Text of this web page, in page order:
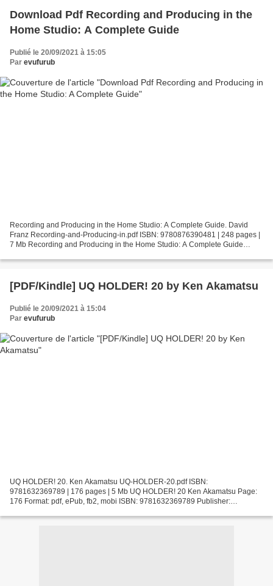
Download Pdf Recording and Producing in the
Home Studio: A Complete Guide
Publié le 20/09/2021 à 15:05
Par evufurub
Recording and Producing in the Home Studio: A Complete Guide. David
Franz Recording-and-Producing-in.pdf ISBN: 9780876390481 | 248 pages |
7 Mb Recording and Producing in the Home Studio: A Complete Guide
[PDF/Kindle] UQ HOLDER! 20 by Ken Akamatsu
Publié le 20/09/2021 à 15:04
Par evufurub
UQ HOLDER! 20. Ken Akamatsu UQ-HOLDER-20.pdf ISBN:
9781632369789 | 176 pages | 5 Mb UQ HOLDER! 20 Ken Akamatsu Page:
176 Format: pdf, ePub, fb2, mobi ISBN: 9781632369789 Publisher:
downloading...